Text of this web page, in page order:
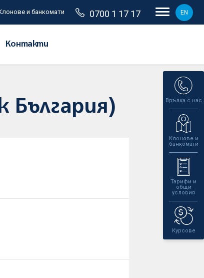
и банкомати 0700 1 17 17 EN
Контакти
Връзка с нас
Клонове и
банкомати
Тарифи и
общи
условия
Курсове
България)